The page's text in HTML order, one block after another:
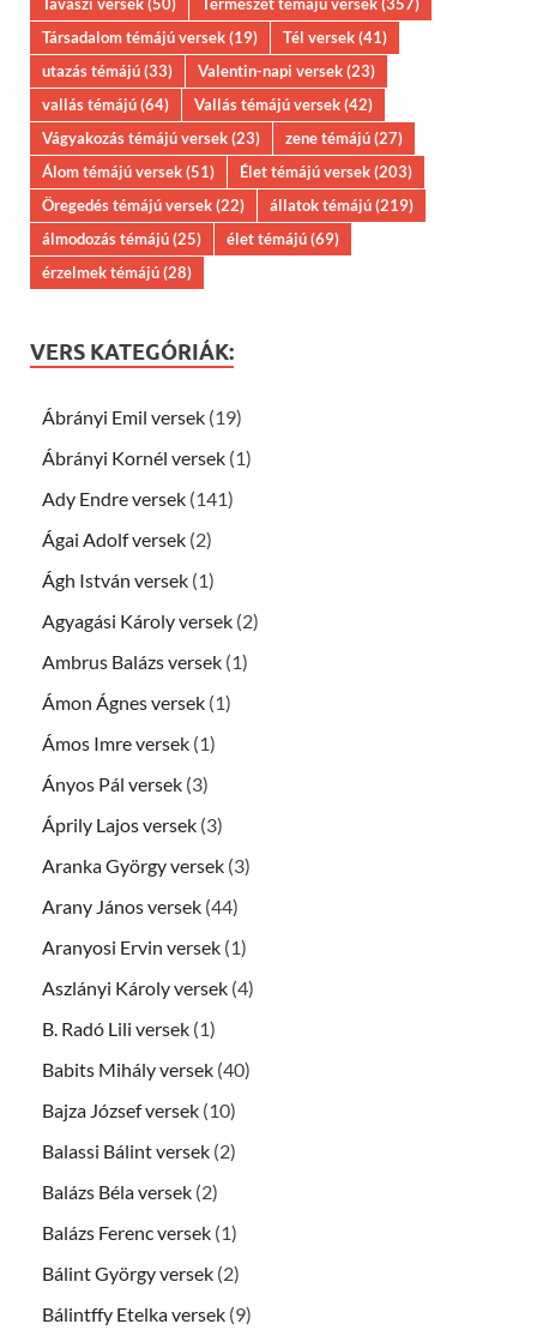
Társadalom témájú versek(19) Tél versek(41)
utazás témájú(33) Valentin-napi versek(23)
vallás témájú(64) Vallás témájú versek(42)
Vágyakozás témájú versek(23) zene témájú(27)
Álom témájú versek(51) Élet témájú versek(203)
Öregedés témájú versek(22) állatok témájú(219)
álmodozás témájú(25) élet témájú(69)
érzelmek témájú(28)
VERS KATEGÓRIÁK:
Ábrányi Emil versek (19)
Ábrányi Kornél versek (1)
Ady Endre versek (141)
Ágai Adolf versek (2)
Ágh István versek (1)
Agyagási Károly versek (2)
Ambrus Balázs versek (1)
Ámon Ágnes versek (1)
Ámos Imre versek (1)
Ányos Pál versek (3)
Áprily Lajos versek (3)
Aranka György versek (3)
Arany János versek (44)
Aranyosi Ervin versek (1)
Aszlányi Károly versek (4)
B. Radó Lili versek (1)
Babits Mihály versek (40)
Bajza József versek (10)
Balassi Bálint versek (2)
Balázs Béla versek (2)
Balázs Ferenc versek (1)
Bálint György versek (2)
Bálintffy Etelka versek (9)